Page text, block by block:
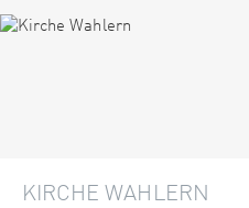
KIRCHE WAHLERN